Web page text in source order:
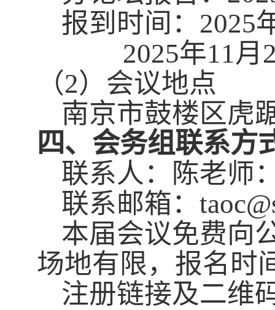
报到时间： 2025
2025年11月
（2）会议地点
南京市鼓楼区虎
四、会务组联系方
联系人：陈老师
联系邮箱：
本届会议免费向
场地有限，报名时
注册链接及二维